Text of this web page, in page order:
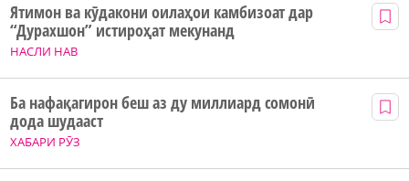
НАСЛИ НАВ
Ятимон ва кӯдакони оилаҳои камбизоат дар
“Дурахшон” истироҳат мекунанд
ХАБАРИ РӮЗ
Ба нафақагирон беш аз ду миллиард сомонӣ
дода шудааст